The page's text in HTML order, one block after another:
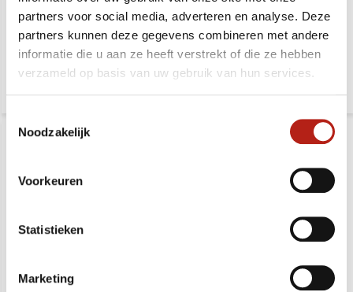
partners voor social media, adverteren en analyse. Deze
partners kunnen deze gegevens combineren met andere
informatie die u aan ze heeft verstrekt of die ze hebben
verzameld op basis van uw gebruik van hun services.
Noodzakelijk
Voorkeuren
Statistieken
Marketing
Deliverytime
39,99
Deliverytime
32,99
wreefbeschermers
Basic Bokshandschoenen